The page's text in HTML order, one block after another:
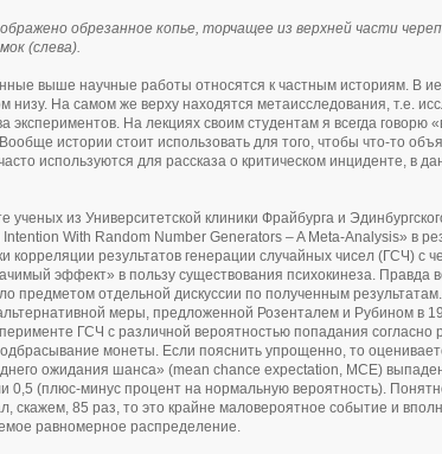
обрезанное копье, торчащее из верхней части
(слева).
выше научные работы относятся к частным историям. В
низу. На самом же верху находятся метаисследования, т.е.
экспериментов. На лекциях своим студентам я всегда говорю
истории стоит использовать для того, чтобы что-то
используются для рассказа о критическом инциденте, в
ученых из Университетской клиники Фрайбурга и
With Random Number Generators – A Meta-Analysis» в
корреляции результатов генерации случайных чисел (ГСЧ) с
эффект» в пользу существования психокинеза. Правда
предметом отдельной дискуссии по полученным
меры, предложенной Розенталем и Рубином в
ГСЧ с различной вероятностью попадания согласно
монеты. Если пояснить упрощенно, то
ожидания шанса» (mean chance expectation, MCE)
0,5 (плюс-минус процент на нормальную вероятность).
скажем, 85 раз, то это крайне маловероятное событие и
равномерное распределение.